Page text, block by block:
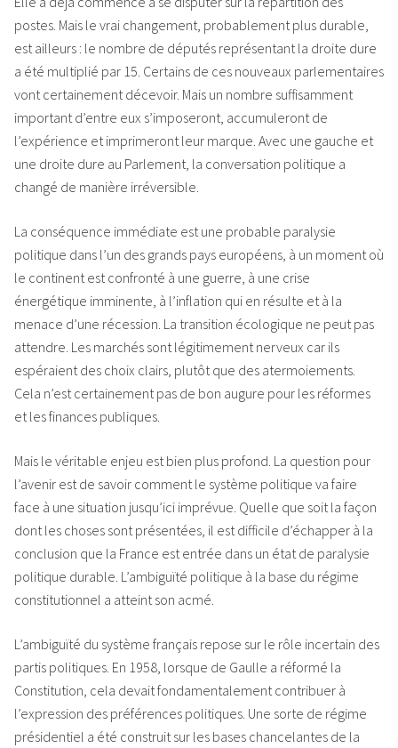
postes. Mais le vrai changement, probablement plus durable,
est ailleurs : le nombre de députés représentant la droite dure
a été multiplié par 15. Certains de ces nouveaux parlementaires
vont certainement décevoir. Mais un nombre suffisamment
important d’entre eux s’imposeront, accumuleront de
l’expérience et imprimeront leur marque. Avec une gauche et
une droite dure au Parlement, la conversation politique a
changé de manière irréversible.
La conséquence immédiate est une probable paralysie
politique dans l’un des grands pays européens, à un moment où
le continent est confronté à une guerre, à une crise
énergétique imminente, à l’inflation qui en résulte et à la
menace d’une récession. La transition écologique ne peut pas
attendre. Les marchés sont légitimement nerveux car ils
espéraient des choix clairs, plutôt que des atermoiements.
Cela n’est certainement pas de bon augure pour les réformes
et les finances publiques.
Mais le véritable enjeu est bien plus profond. La question pour
l’avenir est de savoir comment le système politique va faire
face à une situation jusqu’ici imprévue. Quelle que soit la façon
dont les choses sont présentées, il est difficile d’échapper à la
conclusion que la France est entrée dans un état de paralysie
politique durable. L’ambiguïté politique à la base du régime
constitutionnel a atteint son acmé.
L’ambiguïté du système français repose sur le rôle incertain des
partis politiques. En 1958, lorsque de Gaulle a réformé la
Constitution, cela devait fondamentalement contribuer à
l’expression des préférences politiques. Une sorte de régime
présidentiel a été construit sur les bases chancelantes de la